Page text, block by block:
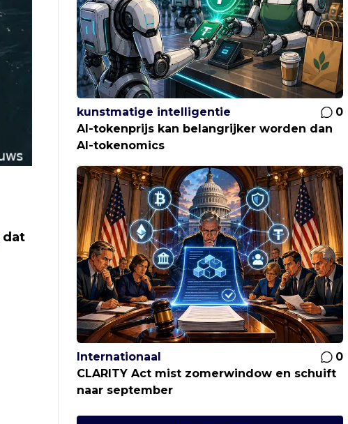
dat
kunstmatige intelligentie
0
AI-tokenprijs kan belangrijker worden dan
AI-tokenomics
Internationaal
0
CLARITY Act mist zomerwindow en schuift
naar september